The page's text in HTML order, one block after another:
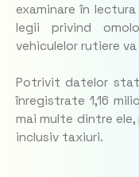
examinare în
legii privind
vehiculelor rutiere
Potrivit datelor
înregistrate 1,16
mai multe dintre
inclusiv taxiuri.